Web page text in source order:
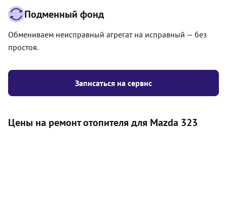
Записаться на сервис
Подменный фонд
Обмениваем неисправный агрегат на исправный — без
простоя.
Цены на ремонт отопителя для Mazda 323